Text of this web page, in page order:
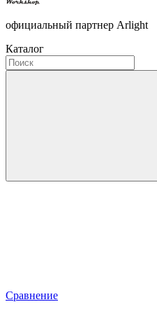
официальный партнер Arlight
Каталог
Сравнение